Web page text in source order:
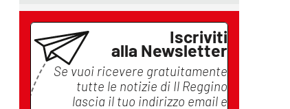
Iscriviti
alla Newsletter
Se vuoi ricevere gratuitamente
tutte le notizie di Il Reggino
lascia il tuo indirizzo email e